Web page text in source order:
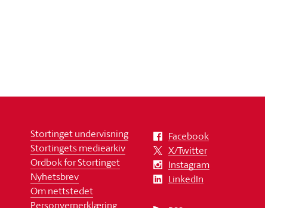
Stortinget undervisning
Stortingets mediearkiv
Ordbok for Stortinget
Nyhetsbrev
Om nettstedet
Personvernerklæring
Facebook
X/Twitter
Instagram
LinkedIn